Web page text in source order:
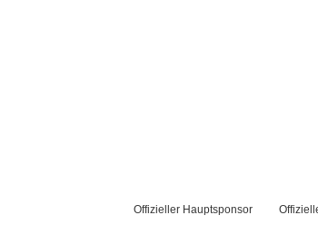
Offizieller Hauptsponsor